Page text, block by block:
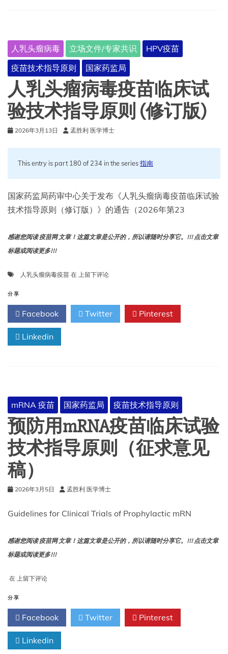
指
导
原
则
（试
行）
人乳头瘤病毒 立场文件/专家共识
HPV疫苗
疫苗技术指导原则
国家药监局
人乳头瘤病毒疫苗临床试
验技术指导原则 (修订版)
2026年3月13日 孟胜利 医学博士
This entry is part 180 of 234 in the series指南
国家药监局药审中心关于发布《人乳头瘤病毒疫苗临床试验
技术指导原则（修订版）》的通告（2026年第23
感谢您阅读 疫苗网 文章！这篇文章是公开的，所以请随时分享它。!!! 点击文章
标题或阅读更多!!!
人乳头瘤病毒疫苗 在 人
瘤
病
毒
技
术
导
则
(修
上留下评论
分享
Facebook Twitter Pinterest
Linkedin
mRNA 疫苗 国家药监局 疫苗技术指导原则
预防用mRNA疫苗临床试验
技术指导原则（征求意见
稿）
2026年3月5日 孟胜利 医学博士
Guidelines for Clinical Trials of Prophylactic mRN
感谢您阅读 疫苗网 文章！这篇文章是公开的，所以请随时分享它。!!! 点击文章
标题或阅读更多!!!
在 预
用
mRNA
疫
苗
临
床
上留下评论
分享
Facebook Twitter Pinterest
Linkedin